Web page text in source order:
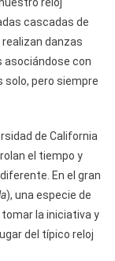
cascadas de
danzas
asociándose con
solo, pero siempre
de California
el tiempo y
En el gran
), una especie de
la iniciativa y
del típico reloj